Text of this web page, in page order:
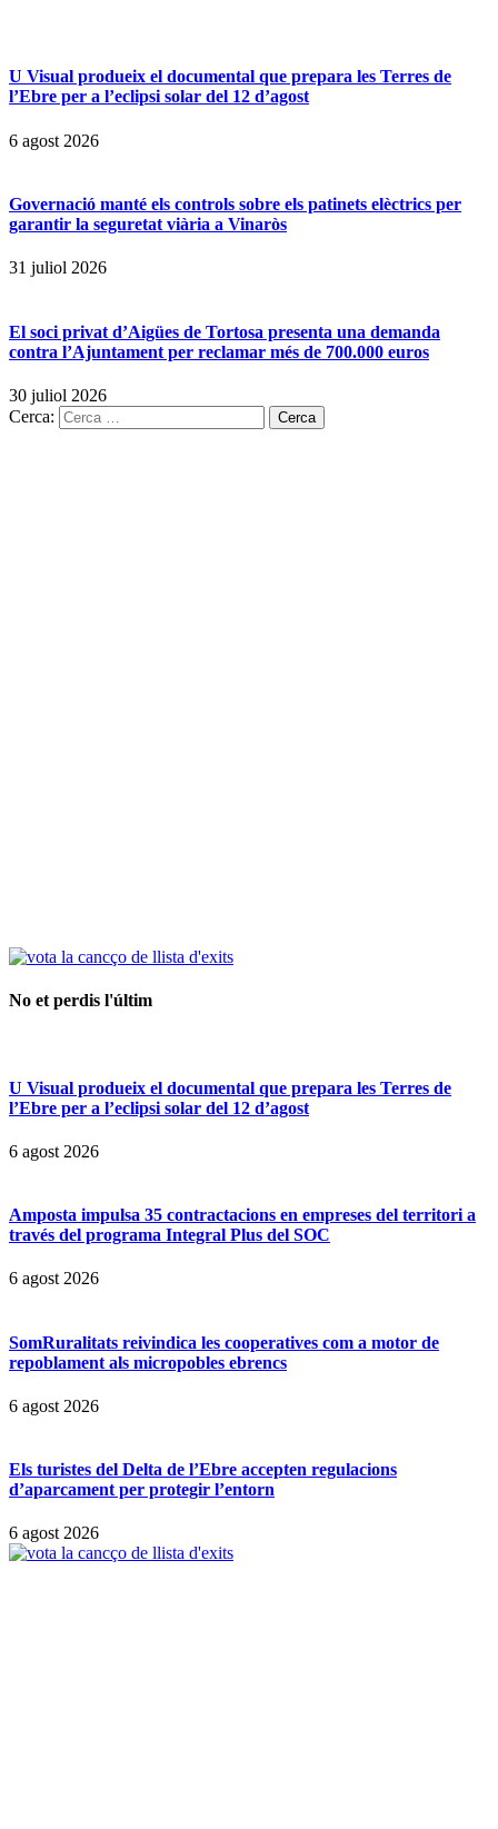
U Visual produeix el documental que prepara les Terres de
l’Ebre per a l’eclipsi solar del 12 d’agost
6 agost 2026
Governació manté els controls sobre els patinets elèctrics per
garantir la seguretat viària a Vinaròs
31 juliol 2026
El soci privat d’Aigües de Tortosa presenta una demanda
contra l’Ajuntament per reclamar més de 700.000 euros
30 juliol 2026
Cerca:
No et perdis l'últim
U Visual produeix el documental que prepara les Terres de
l’Ebre per a l’eclipsi solar del 12 d’agost
6 agost 2026
Amposta impulsa 35 contractacions en empreses del territori a
través del programa Integral Plus del SOC
6 agost 2026
SomRuralitats reivindica les cooperatives com a motor de
repoblament als micropobles ebrencs
6 agost 2026
Els turistes del Delta de l’Ebre accepten regulacions
d’aparcament per protegir l’entorn
6 agost 2026